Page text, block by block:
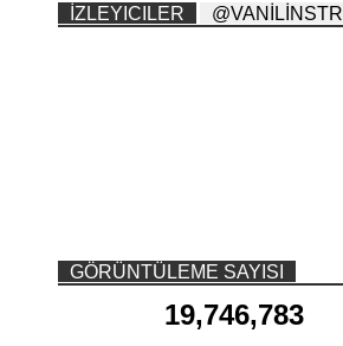
İZLEYICILER @VANİLİNSTR
GÖRÜNTÜLEME SAYISI
19,746,783